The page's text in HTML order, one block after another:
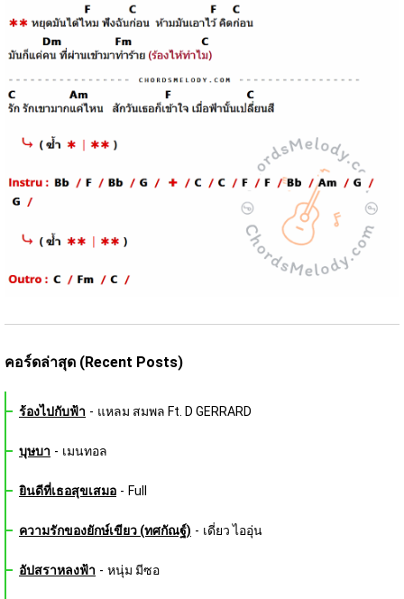
คอร์ดล่าสุด (Recent Posts)
ร้องไปกับฟ้า - แหลม สมพล Ft. D GERRARD
บุษบา - เมนทอล
ยินดีที่เธอสุขเสมอ - Full
ความรักของยักษ์เขียว (ทศกัณฐ์) - เดี่ยว ไออุ่น
อัปสราหลงฟ้า - หนุ่ม มีซอ